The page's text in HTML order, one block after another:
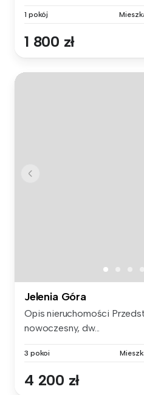
1 pokój
1 800 zł
Jelenia Góra
Opis nieruchomości
nowoczesny, dw...
3 pokoi
4 200 zł